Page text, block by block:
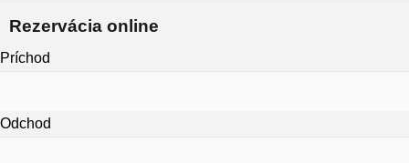
Rezervácia online
Príchod
Odchod